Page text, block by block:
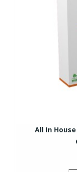
All In